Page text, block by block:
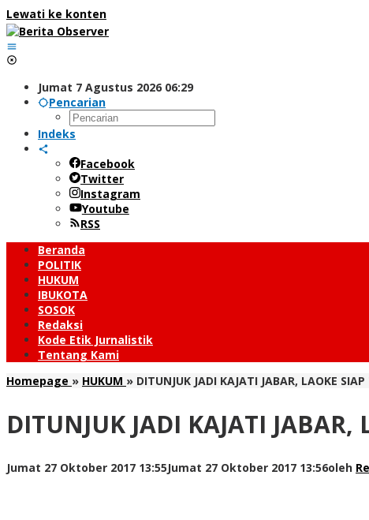
Lewati ke konten
Jumat 7 Agustus 2026 06:29
Pencarian
Indeks
Facebook
Twitter
Instagram
Youtube
RSS
Beranda
POLITIK
HUKUM
IBUKOTA
SOSOK
Redaksi
Kode Etik Jurnalistik
Tentang Kami
Homepage » HUKUM » DITUNJUK JADI KAJATI JABAR, LAOKE
DITUNJUK JADI KAJATI JABAR,
Jumat 27 Oktober 2017 13:55Jumat 27 Oktober 2017 13:56oleh